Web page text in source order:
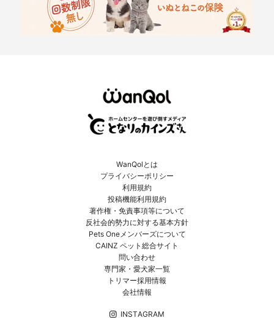
WanQolとは
プライバシーポリシー
利用規約
投稿機能利用規約
著作権・免責事項等について
反社会的勢力に対する基本方針
Pets Oneメンバーズについて
CAINZ ペット総合サイト
問い合わせ
専門家・愛犬家一覧
トリマー採用情報
会社情報
INSTAGRAM